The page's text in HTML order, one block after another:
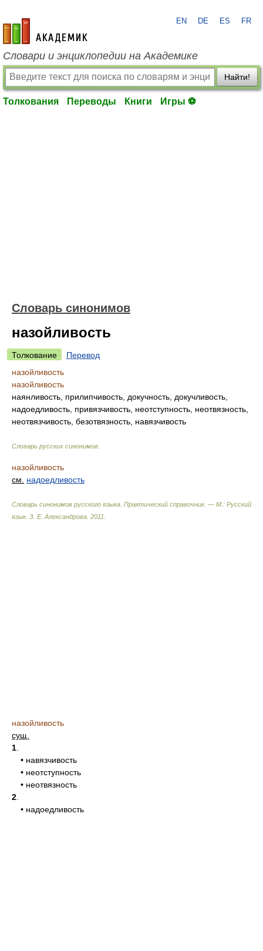
academic.ru
EN DE ES FR
Словари и энциклопедии на Академике
Найти!
Толкования Переводы Книги Игры ⚽
Словарь синонимов
назойливость
Толкование
Перевод
назойливость
назойливость
наянливость, прилипчивость, докучность, докучливость,
надоедливость, привязчивость, неотступность, неотвязность,
неотвязчивость, безотвязность, навязчивость
Словарь русских синонимов
назойливость
см.
надоедливость
Словарь синонимов русского языка. Практический справочник. — М.: Русский
язык. З. Е. Александрова 2011
назойливость
сущ.
1
• навязчивость
• неотступность
• неотвязность
2
• надоедливость